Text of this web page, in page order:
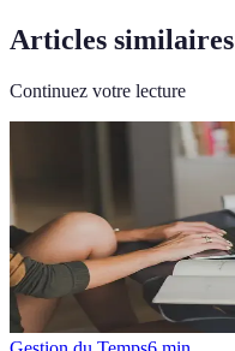
Articles similaires
Continuez votre lecture